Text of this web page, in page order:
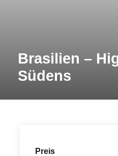
Brasilien –
Südens
Preis